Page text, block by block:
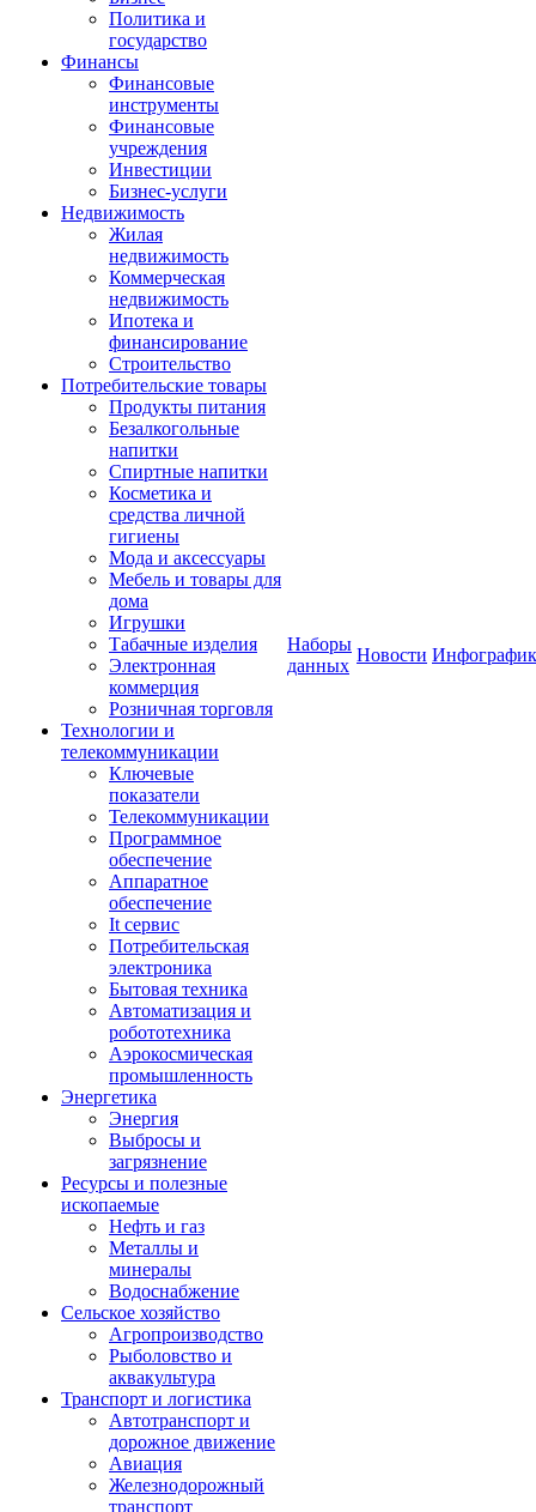
Политика и
государство
Финансы
Финансовые
инструменты
Финансовые
учреждения
Инвестиции
Бизнес-услуги
Недвижимость
Жилая
недвижимость
Коммерческая
недвижимость
Ипотека и
финансирование
Строительство
Потребительские товары
Продукты питания
Безалкогольные
напитки
Спиртные напитки
Косметика и
средства личной
гигиены
Мода и аксессуары
Мебель и товары для
дома
Игрушки
Табачные изделия
Электронная
коммерция
Розничная торговля
Технологии и
телекоммуникации
Ключевые
показатели
Телекоммуникации
Программное
обеспечение
Аппаратное
обеспечение
It сервис
Потребительская
электроника
Бытовая техника
Автоматизация и
робототехника
Аэрокосмическая
промышленность
Энергетика
Энергия
Выбросы и
загрязнение
Ресурсы и полезные
ископаемые
Нефть и газ
Металлы и
минералы
Водоснабжение
Сельское хозяйство
Агропроизводство
Рыболовство и
аквакультура
Транспорт и логистика
Автотранспорт и
дорожное движение
Авиация
Железнодорожный
транспорт
Наборы
данных
Новости